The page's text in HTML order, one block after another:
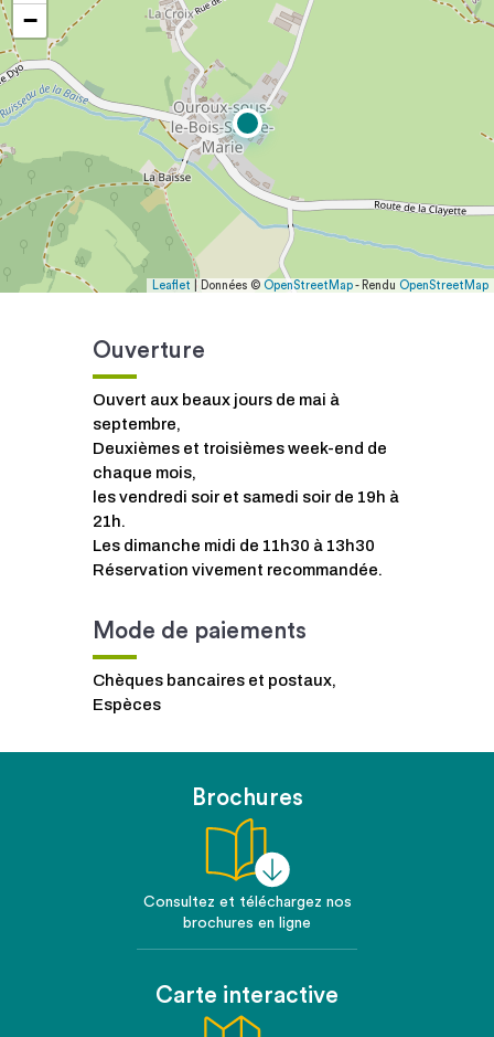
−
Leaflet | Données © OpenStreetMap- Rendu OpenStreetMap
Ouverture
Ouvert aux beaux jours de mai à
septembre,
Deuxièmes et troisièmes week-end de
chaque mois,
les vendredi soir et samedi soir de 19h à
21h.
Les dimanche midi de 11h30 à 13h30
Réservation vivement recommandée.
Mode de paiements
Chèques bancaires et postaux,
Espèces
Brochures
Consultez et téléchargez nos
brochures en ligne
Carte interactive